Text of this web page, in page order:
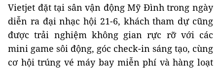
Vietjet đặt tại sân vận động Mỹ Đình trong ngày
diễn ra đại nhạc hội 21-6, khách tham dự cũng
được trải nghiệm không gian rực rỡ với các
mini game sôi động, góc check-in sáng tạo, cùng
cơ hội trúng vé máy bay miễn phí và hàng loạt